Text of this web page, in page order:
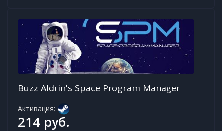
Buzz Aldrin's Space Program Manager
Активация:
214 руб.